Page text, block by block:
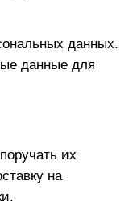
данных.
данные для
их
на